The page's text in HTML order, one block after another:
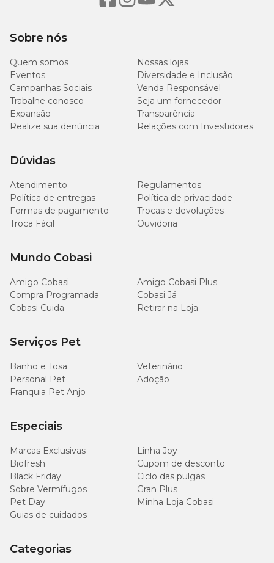
Aqui na Cobasi, temos um preço especial para você
Encontre na Cobasi o
especial, proporcionando qualidade e bem-estar ao seu pet. Acesse
aproveitar!
Sobre nós
Quem somos
Nossas lojas
Eventos
Diversidade e Inclusão
Campanhas Sociais
Venda Responsável
Trabalhe conosco
Seja um fornecedor
Expansão
Transparência
Realize sua denúncia
Relações com Investidores
Dúvidas
Atendimento
Regulamentos
Política de entregas
Política de privacidade
Formas de pagamento
Trocas e devoluções
Troca Fácil
Ouvidoria
Mundo Cobasi
Amigo Cobasi
Amigo Cobasi Plus
Compra Programada
Cobasi Já
Cobasi Cuida
Retirar na Loja
Serviços Pet
Banho e Tosa
Veterinário
Personal Pet
Adoção
Franquia Pet Anjo
Especiais
Marcas Exclusivas
Linha Joy
Biofresh
Cupom de desconto
Black Friday
Ciclo das pulgas
Sobre Vermífugos
Gran Plus
Pet Day
Minha Loja Cobasi
Guias de cuidados
Categorias